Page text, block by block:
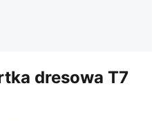
dresowa T7